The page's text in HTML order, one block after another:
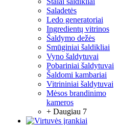
Saladetės
Ledo generatoriai
Ingredientų vitrinos
Šaldymo dežės
Smūginiai šaldikliai
Vyno šaldytuvai
Pobariniai šaldytuvai
Šaldomi kambariai
Vitrininiai šaldytuvai
Mėsos brandinimo
kameros
+ Daugiau 7